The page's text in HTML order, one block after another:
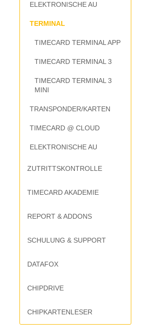
ELEKTRONISCHE AU
TERMINAL
TIMECARD TERMINAL APP
TIMECARD TERMINAL 3
TIMECARD TERMINAL 3
MINI
TRANSPONDER/KARTEN
TIMECARD @ CLOUD
ELEKTRONISCHE AU
ZUTRITTSKONTROLLE
TIMECARD AKADEMIE
REPORT & ADDONS
SCHULUNG & SUPPORT
DATAFOX
CHIPDRIVE
CHIPKARTENLESER